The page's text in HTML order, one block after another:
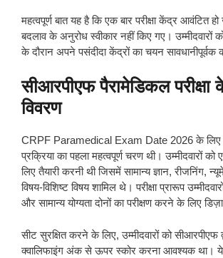
महत्वपूर्ण बात यह है कि एक बार परीक्षा केंद्र आवंटित
बदलाव के अनुरोध स्वीकार नहीं किए गए। उम्मीदवारों
के दौरान अपने पसंदीदा केंद्रों का चयन सावधानीपूर्वक
सीआरपीएफ पैरामेडिकल
विवरण
CRPF Paramedical Exam Date 2026 के लिए
प्रक्रिया का पहला महत्वपूर्ण चरण थी। उम्मीदवारों
लिए तैयारी करनी थी जिसमें सामान्य ज्ञान, रीजनिंग,
विषय-विशिष्ट विषय शामिल थे। परीक्षा प्रारूप
और सामान्य योग्यता दोनों का परीक्षण करने के लिए
सीट सुरक्षित करने के लिए, उम्मीदवारों को सीआरपीएफ
क्वालिफाइंग अंक से ऊपर स्कोर करना आवश्यक था। ये